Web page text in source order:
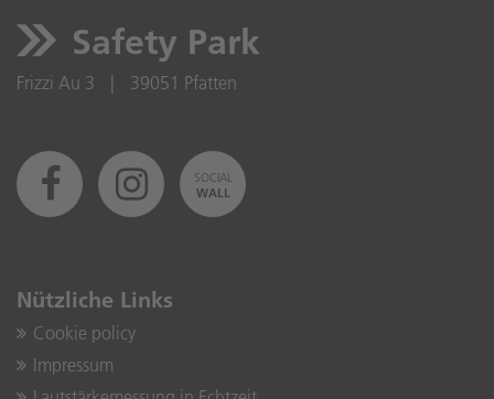
Safety Park
Frizzi Au 3 39051 Pfatten
SOCIAL
WALL
Nützliche Links
Cookie policy
Impressum